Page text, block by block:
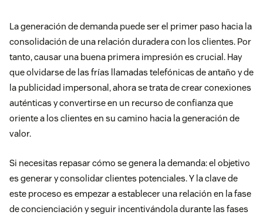
La generación de demanda puede ser el primer paso hacia la
consolidación de una relación duradera con los clientes. Por
tanto, causar una buena primera impresión es crucial. Hay
que olvidarse de las frías llamadas telefónicas de antaño y de
la publicidad impersonal, ahora se trata de crear conexiones
auténticas y convertirse en un recurso de confianza que
oriente a los clientes en su camino hacia la generación de
valor.
Si necesitas repasar cómo se genera la demanda: el objetivo
es generar y consolidar clientes potenciales. Y la clave de
este proceso es empezar a establecer una relación en la fase
de concienciación y seguir incentivándola durante las fases